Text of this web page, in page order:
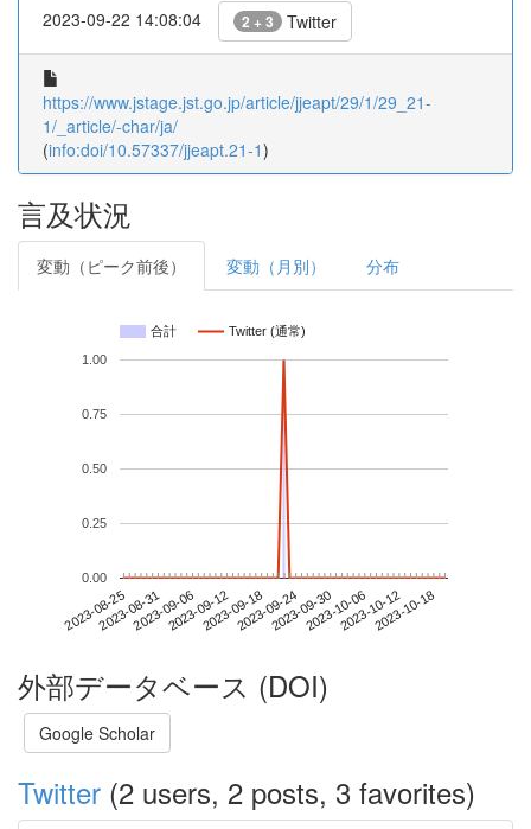
2023-09-22 14:08:04 2 + 3 Twitter
https://www.jstage.jst.go.jp/article/jjeapt/29/1/29_21-
1/_article/-char/ja/
(info:doi/10.57337/jjeapt.21-1)
言及状況
変動（ピーク前後） 変動（月別） 分布
合計 Twitter (通常)
2023-08-252023-08-312023-09-062023-09-122023-09-182023-09-242023-09-302023-10-062023-10-122023-10-18
0.00
0.25
0.50
0.75
1.00
外部データベース (DOI)
Google Scholar
Twitter (2 users, 2 posts, 3 favorites)